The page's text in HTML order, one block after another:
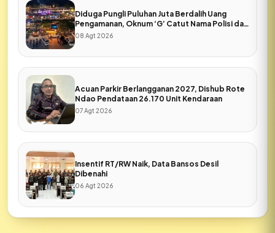
Diduga Pungli Puluhan Juta Berdalih Uang
Pengamanan, Oknum ‘G’ Catut Nama Polisi dan
Pers di Expo Rote Ndao
08 Agt 2026
Acuan Parkir Berlangganan 2027, Dishub Rote
Ndao Pendataan 26.170 Unit Kendaraan
07 Agt 2026
Insentif RT/RW Naik, Data Bansos Desil
Dibenahi
06 Agt 2026